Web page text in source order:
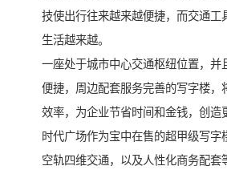
技使出行往来越来越便捷，而交通工
生活越来越。
一座处于城市中心交通枢纽位置，并
便捷，周边配套服务完善的写字楼，
效率，为企业节省时间和金钱，创造
时代广场作为宝中在售的超甲级写字
空轨四维交通，以及人性化商务配套